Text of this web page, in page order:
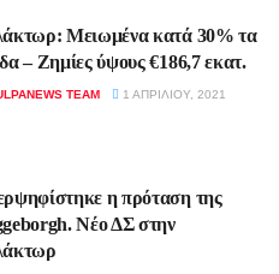
Mειωμένα κατά 30% τα
– Ζημίες ύψους €186,7 εκατ.
TEAM 1 ΑΠΡΙΛΊΟΥ, 2021
η πρόταση της
Νέο ΔΣ στην